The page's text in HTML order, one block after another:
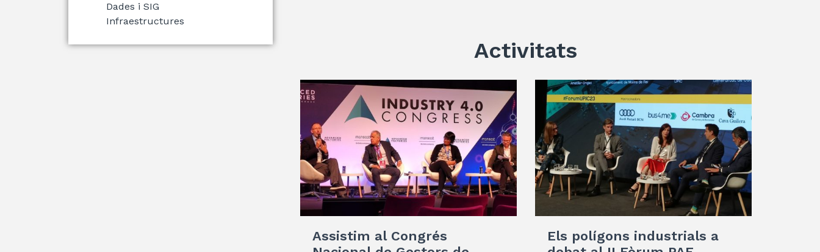
Dades i SIG
Infraestructures
Activitats
Assistim al Congrés
Els polígons industrials a